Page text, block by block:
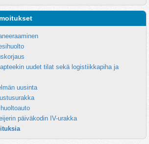
uudet tilat sekä logistiikkapiha ja
uusinta
päiväkodin IV-urakka